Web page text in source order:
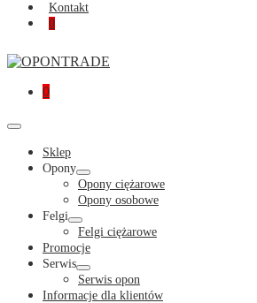
Kontakt
Shopping
0Items
Shopping
0Items
Menu
Toggle
Sklep
Opony
Menu
Toggle
Opony ciężarowe
Opony osobowe
Felgi
Menu
Toggle
Felgi ciężarowe
Promocje
Serwis
Menu
Toggle
Serwis opon
Informacje dla klientów